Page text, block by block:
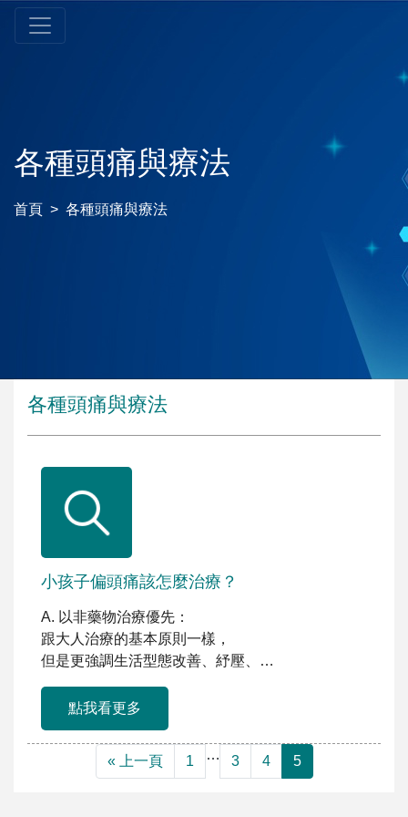
各種頭痛與療法
首頁 各種頭痛與療法
各種頭痛與療法
小孩子偏頭痛該怎麼治療？
A. 以非藥物治療優先：
跟大人治療的基本原則一樣，
但是更強調生活型態改善、紓壓、
點我看更多
« 上一頁 1 … 3 4 5